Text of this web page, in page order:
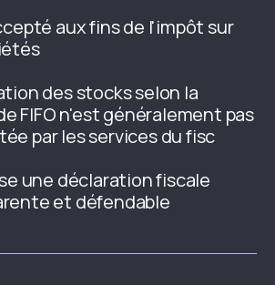
aux fins de l'impôt sur
des stocks selon la
FIFO n'est généralement pas
par les services du fisc
une déclaration fiscale
et défendable